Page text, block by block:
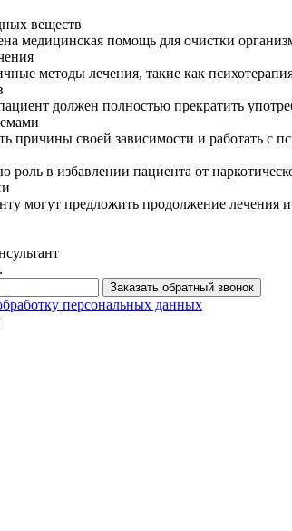
веществ
медицинская помощь для очистки
методы лечения, такие как
должен полностью прекратить
причины своей зависимости и работать
роль в избавлении пациента от
могут предложить продолжение
Заказать обратный звонок
персональных данных